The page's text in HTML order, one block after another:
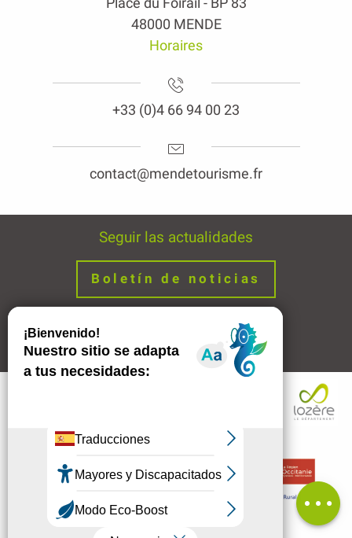
Comentarios
48000 MENDE
Horaires
+33 (0)4 66 94 00 23
contact@mendetourisme.fr
Seguir las actualidades
Boletín de noticias
Avisos legales Enlaces